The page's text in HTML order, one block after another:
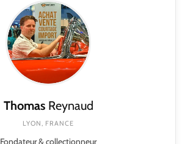
ThomasReynaud
LYON, FRANCE
Fondateur & collectionneur